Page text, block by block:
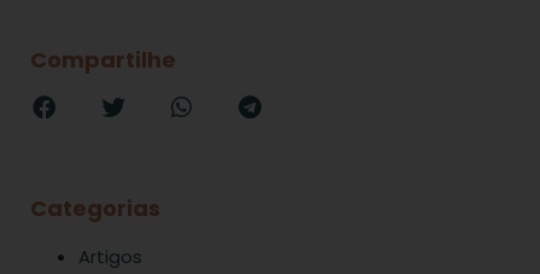
Compartilhe
Categorias
Artigos